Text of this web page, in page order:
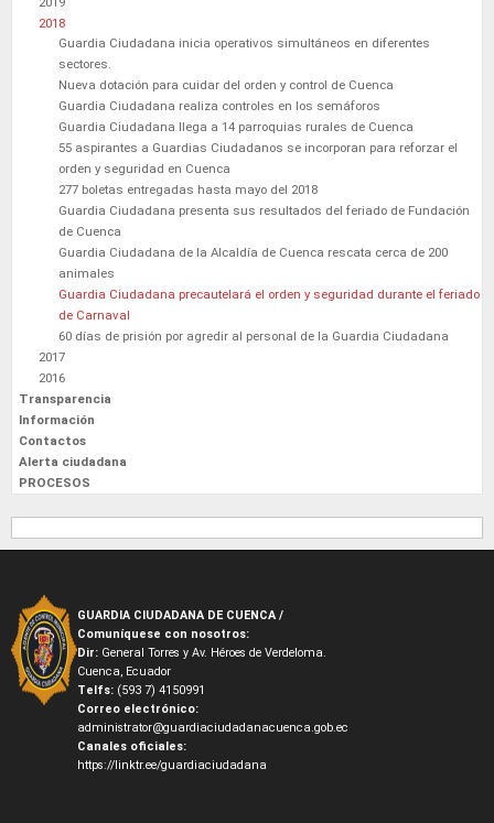
2018
Guardia Ciudadana inicia operativos simultáneos en diferentes
sectores.
Nueva dotación para cuidar del orden y control de Cuenca
Guardia Ciudadana realiza controles en los semáforos
Guardia Ciudadana llega a 14 parroquias rurales de Cuenca
55 aspirantes a Guardias Ciudadanos se incorporan para reforzar el
orden y seguridad en Cuenca
277 boletas entregadas hasta mayo del 2018
Guardia Ciudadana presenta sus resultados del feriado de Fundación
de Cuenca
Guardia Ciudadana de la Alcaldía de Cuenca rescata cerca de 200
animales
Guardia Ciudadana precautelará el orden y seguridad durante el feriado
de Carnaval
60 días de prisión por agredir al personal de la Guardia Ciudadana
2017
2016
Transparencia
Información
Contactos
Alerta ciudadana
PROCESOS
GUARDIA CIUDADANA DE CUENCA /
Comuníquese con nosotros:
Dir: General Torres y Av. Héroes de Verdeloma.
Cuenca, Ecuador
Telfs: (593 7) 4150991
Correo electrónico:
administrator@guardiaciudadanacuenca.gob.ec
Canales oficiales:
https://linktr.ee/guardiaciudadana